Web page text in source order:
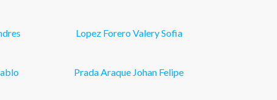
Lopez Forero Valery Sofia
Prada Araque Johan Felipe